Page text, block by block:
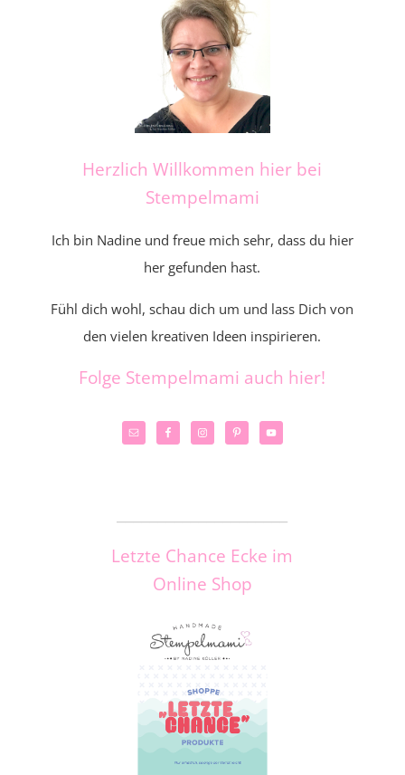
Herzlich Willkommen hier bei
Stempelmami
Ich bin Nadine und freue mich sehr, dass du hier
her gefunden hast.
Fühl dich wohl, schau dich um und lass Dich von
den vielen kreativen Ideen inspirieren.
Folge Stempelmami auch hier!
Letzte Chance Ecke im
Online Shop